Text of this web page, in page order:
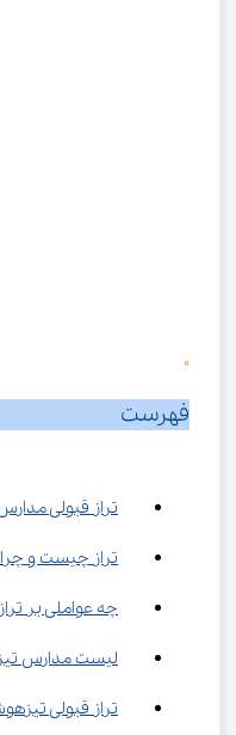
0
فهرست
تراز قبولی
تراز چیست و
چه عواملی بر
لیست مدارس
تراز قبولی